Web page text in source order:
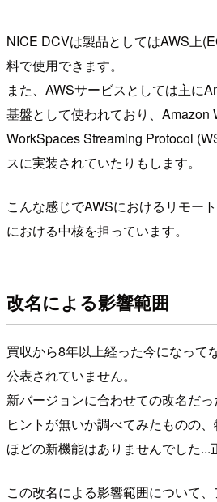
NICE DCVは製品としてはAWS上
料で使用できます。
また、AWSサービスとしては主に
基盤として使われており、Amazon
WorkSpaces Streaming Protocol
スに実装されていたりもします。
こんな感じでAWSにおけるリモー
における中核を担っています。
改名による影響範囲
買収から8年以上経った今になって
公表されていません。
新バージョンに合わせての改名だ
ヒントが無いか調べてみたものの
ほどの新機能はありませんでした...
この改名による影響範囲について